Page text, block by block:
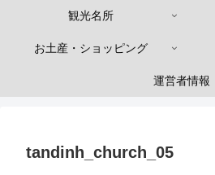
観光名所
お土産・ショッピング
運営者情報
tandinh_church_05